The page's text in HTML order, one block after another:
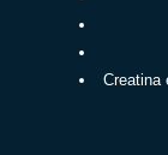
Creatina